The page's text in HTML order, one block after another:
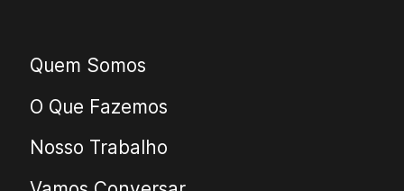
Quem Somos
O Que Fazemos
Nosso Trabalho